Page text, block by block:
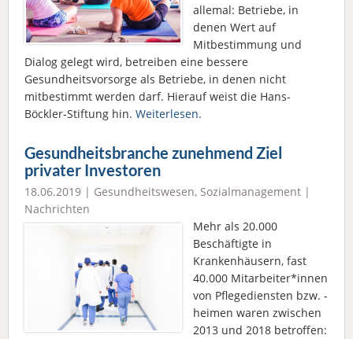
allemal: Betriebe, in
denen Wert auf
Mitbestimmung und
Dialog gelegt wird, betreiben eine bessere
Gesundheitsvorsorge als Betriebe, in denen nicht
mitbestimmt werden darf. Hierauf weist die Hans-
Böckler-Stiftung hin. Weiterlesen.
Gesundheitsbranche zunehmend Ziel
privater Investoren
18.06.2019 | Gesundheitswesen, Sozialmanagement |
Nachrichten
Mehr als 20.000
Beschäftigte in
Krankenhäusern, fast
40.000 Mitarbeiter*innen
von Pflegediensten bzw. -
heimen waren zwischen
2013 und 2018 betroffen: